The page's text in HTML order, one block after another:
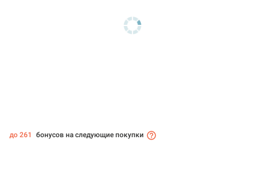
до 261 бонусов на следующие покупки